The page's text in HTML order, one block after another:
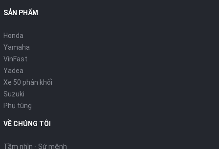
SẢN PHẨM
Honda
Yamaha
VinFast
Yadea
Xe 50 phân khối
Suzuki
Phụ tùng
VỀ CHÚNG TÔI
Tầm nhìn - Sứ mệnh